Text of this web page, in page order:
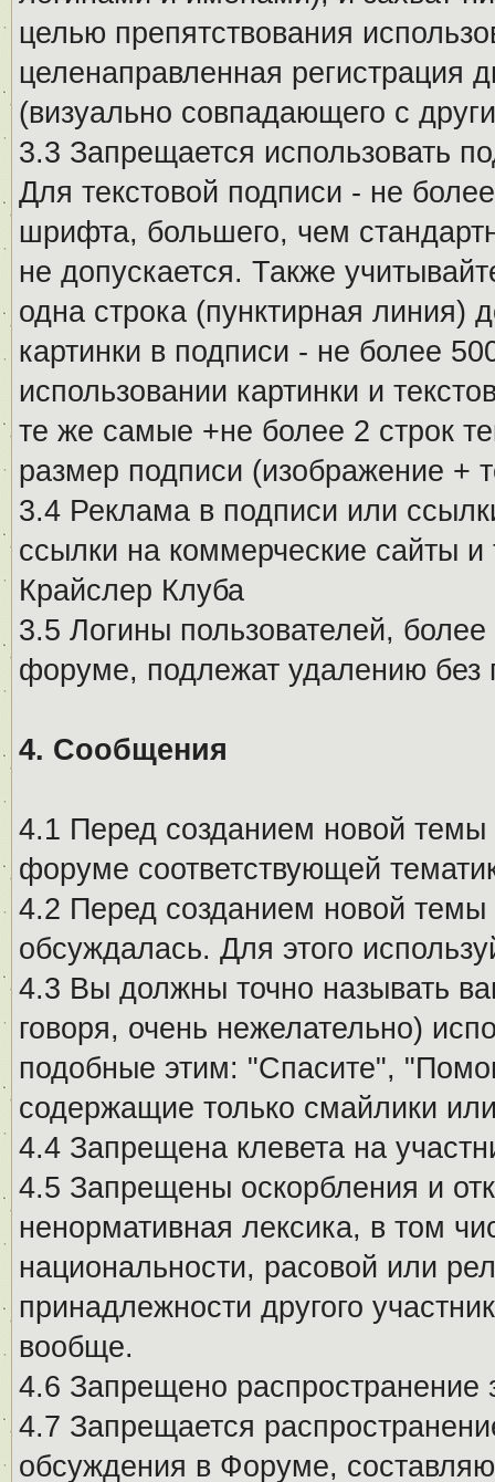
целью препятствования
целенаправленная регистрация
(визуально совпадающего с
3.3 Запрещается использовать
Для текстовой подписи - не
шрифта, большего, чем
не допускается. Также
одна строка (пунктирная линия)
картинки в подписи - не более
использовании картинки и
те же самые +не более 2 строк
размер подписи (изображение +
3.4 Реклама в подписи или
ссылки на коммерческие сайты
Крайслер Клуба
3.5 Логины пользователей,
форуме, подлежат удалению без
4. Сообщения
4.1 Перед созданием новой темы
форуме соответствующей
4.2 Перед созданием новой
обсуждалась. Для этого
4.3 Вы должны точно называть
говоря, очень нежелательно)
подобные этим: "Спасите",
содержащие только смайлики
4.4 Запрещена клевета на
4.5 Запрещены оскорбления и
ненормативная лексика, в том
национальности, расовой или
принадлежности другого
вообще.
4.6 Запрещено
4.7 Запрещается
обсуждения в Форуме,